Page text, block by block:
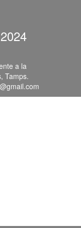
a la
Tamps.